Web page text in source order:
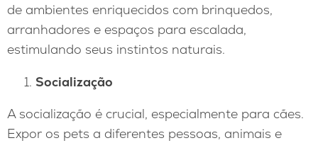
de ambientes enriquecidos com brinquedos,
arranhadores e espaços para escalada,
estimulando seus instintos naturais.
Socialização
A socialização é crucial, especialmente para cães.
Expor os pets a diferentes pessoas, animais e